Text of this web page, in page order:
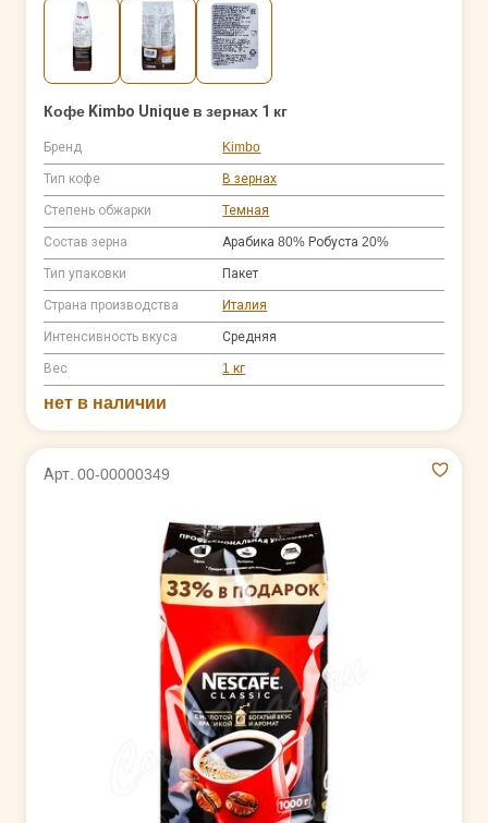
Кофе Kimbo Unique в зернах 1 кг
Бренд Kimbo
Тип кофе В зернах
Степень обжарки Темная
Состав зерна Арабика 80% Робуста 20%
Тип упаковки Пакет
Страна производства Италия
Интенсивность вкуса Средняя
Вес 1 кг
нет в наличии
Арт. 00-00000349